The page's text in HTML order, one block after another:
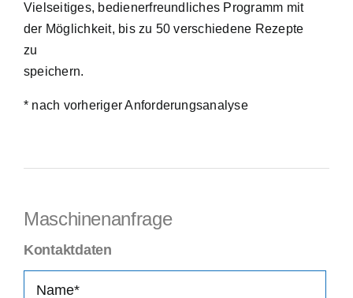
Vielseitiges, bedienerfreundliches Programm mit
der Möglichkeit, bis zu 50 verschiedene Rezepte
zu
speichern.
* nach vorheriger Anforderungsanalyse
Maschinenanfrage
Kontaktdaten